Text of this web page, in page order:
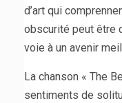
d’art qui
obscurité peut être
voie à un avenir
La chanson « The
sentiments de